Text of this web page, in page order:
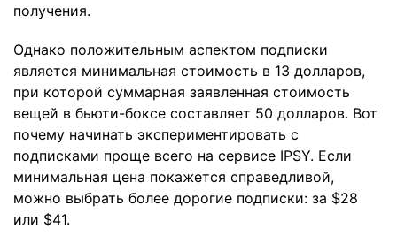
получения.
Однако положительным аспектом подписки
является минимальная стоимость в 13 долларов,
при которой суммарная заявленная стоимость
вещей в бьюти-боксе составляет 50 долларов. Вот
почему начинать экспериментировать с
подписками проще всего на сервисе IPSY. Если
минимальная цена покажется справедливой,
можно выбрать более дорогие подписки: за $28
или $41.